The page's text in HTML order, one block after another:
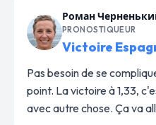
Роман
PRONOSTIQUEUR
Victoire
Pas besoin de se
point. La victoire à 1,33,
avec autre chose. Ça va